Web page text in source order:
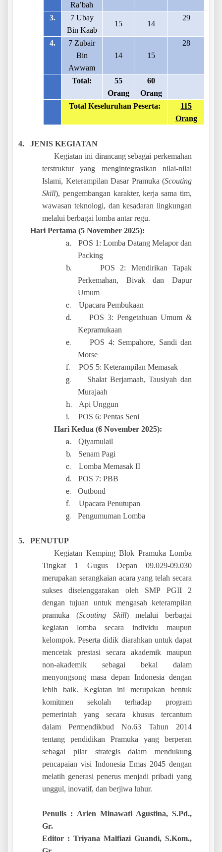
Ra’bah
3.
7 Ubay
Bin Kaab
15 14
29
4.
7 Zubair
Bin
Awwam
14 15
28
Total:
55
Orang
60
Orang
Total Keseluruhan Peserta:
115
Orang
4.
JENIS KEGIATAN
Kegiatan ini dirancang sebagai perkemahan
terstruktur yang mengintegrasikan nilai-nilai
Islami, Keterampilan Dasar Pramuka (Scouting
Skill), pengembangan karakter, kerja sama tim,
wawasan teknologi, dan kesadaran lingkungan
melalui berbagai lomba antar regu.
Hari Pertama (5 November 2025):
a.
POS 1: Lomba Datang Melapor dan
Packing
b.
POS 2: Mendirikan Tapak
Perkemahan, Bivak dan Dapur
Umum
c. Upacara Pembukaan
d.
POS 3: Pengetahuan Umum &
Kepramukaan
e.
POS 4: Sempahore, Sandi dan
Morse
f. POS 5: Keterampilan Memasak
g.
Shalat Berjamaah, Tausiyah dan
Murajaah
h. Api Unggun
i.
POS 6: Pentas Seni
Hari Kedua (6 November 2025):
a. Qiyamulail
b. Senam Pagi
c. Lomba Memasak II
d. POS 7: PBB
e. Outbond
f. Upacara Penutupan
g. Pengumuman Lomba
5.
PENUTUP
Kegiatan Kemping Blok Pramuka Lomba
Tingkat 1 Gugus Depan 09.029-09.030
merupakan serangkaian acara yang telah secara
sukses diselenggarakan oleh SMP PGII 2
dengan tujuan untuk mengasah keterampilan
pramuka (Scouting Skill) melalui berbagai
kegiatan lomba secara individu maupun
kelompok. Peserta didik diarahkan untuk dapat
mencetak prestasi secara akademik maupun
non-akademik sebagai bekal dalam
menyongsong masa depan Indonesia dengan
lebih baik. Kegiatan ini merupakan bentuk
komitmen sekolah terhadap program
pemerintah yang secara khusus tercantum
dalam Permendikbud No.63 Tahun 2014
tentang pendidikan Pramuka yang berperan
sebagai pilar strategis dalam mendukung
pencapaian visi Indonesia Emas 2045 dengan
melatih generasi penerus menjadi pribadi yang
unggul, inovatif, dan berjiwa luhur.
Penulis : Arien Minawati Agustina, S.Pd.,
Gr.
Editor : Triyana Malfiazi Guandi, S.Kom.,